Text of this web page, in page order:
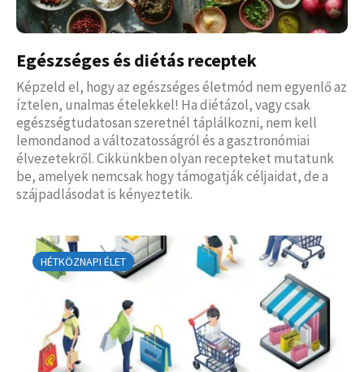
Egészséges és diétás receptek
Képzeld el, hogy az egészséges életmód nem egyenlő az
íztelen, unalmas ételekkel! Ha diétázol, vagy csak
egészségtudatosan szeretnél táplálkozni, nem kell
lemondanod a változatosságról és a gasztronómiai
élvezetekről. Cikkünkben olyan recepteket mutatunk
be, amelyek nemcsak hogy támogatják céljaidat, de a
szájpadlásodat is kényeztetik.
HÉTKÖZNAPI ÉLET